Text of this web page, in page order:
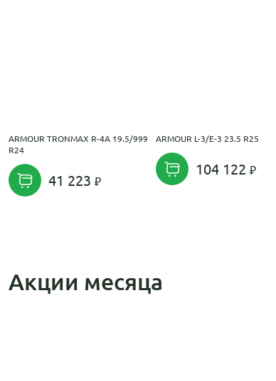
ARMOUR TRONMAX R-4A 19.5/999
R24
41 223
ARMOUR L-3/E-3 23.5 R25
104 122
Акции месяца